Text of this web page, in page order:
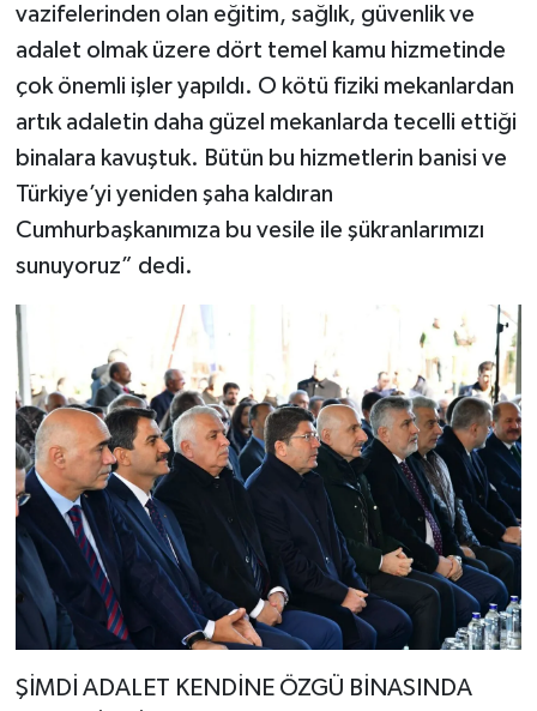
vazifelerinden olan eğitim, sağlık, güvenlik ve
adalet olmak üzere dört temel kamu hizmetinde
çok önemli işler yapıldı. O kötü fiziki mekanlardan
artık adaletin daha güzel mekanlarda tecelli ettiği
binalara kavuştuk. Bütün bu hizmetlerin banisi ve
Türkiye’yi yeniden şaha kaldıran
Cumhurbaşkanımıza bu vesile ile şükranlarımızı
sunuyoruz” dedi.
ŞİMDİ ADALET KENDİNE ÖZGÜ BİNASINDA